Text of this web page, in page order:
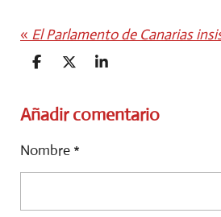
«
C
P
A
T
I
C
P
A
T
I
C
P
A
I
Añadir comentario
Nombre *